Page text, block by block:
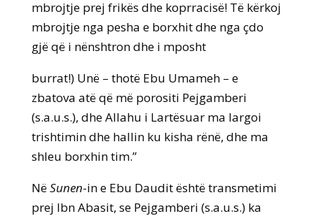
mbrojtje prej frikës dhe koprracisë! Të kërkoj
mbrojtje nga pesha e borxhit dhe nga çdo
gjë që i nënshtron dhe i mposht
burrat!) Unë – thotë Ebu Umameh – e
zbatova atë që më porositi Pejgamberi
(s.a.u.s.), dhe Allahu i Lartësuar ma largoi
trishtimin dhe hallin ku kisha rënë, dhe ma
shleu borxhin tim.”
NëSunen-in e Ebu Daudit është transmetimi
prej Ibn Abasit, se Pejgamberi (s.a.u.s.) ka